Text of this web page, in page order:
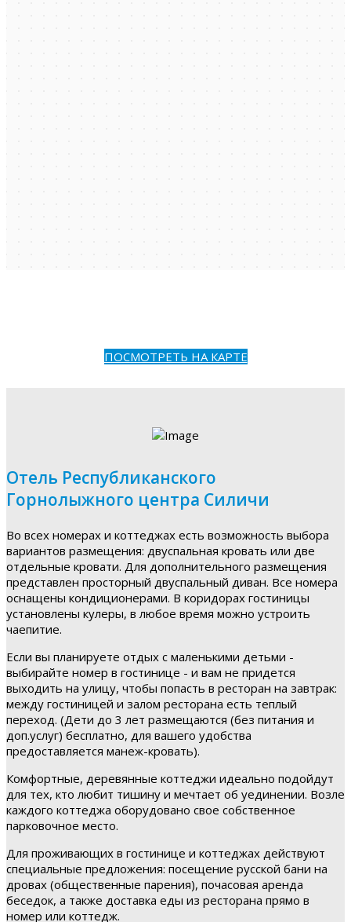
ПОСМОТРЕТЬ НА КАРТЕ
Отель Республиканского
Горнолыжного центра Силичи
Во всех номерах и коттеджах есть возможность выбора
вариантов размещения: двуспальная кровать или две
отдельные кровати. Для дополнительного размещения
представлен просторный двуспальный диван. Все номера
оснащены кондиционерами. В коридорах гостиницы
установлены кулеры, в любое время можно устроить
чаепитие.
Если вы планируете отдых с маленькими детьми -
выбирайте номер в гостинице - и вам не придется
выходить на улицу, чтобы попасть в ресторан на завтрак:
между гостиницей и залом ресторана есть теплый
переход. (Дети до 3 лет размещаются (без питания и
доп.услуг) бесплатно, для вашего удобства
предоставляется манеж-кровать).
Комфортные, деревянные коттеджи идеально подойдут
для тех, кто любит тишину и мечтает об уединении. Возле
каждого коттеджа оборудовано свое собственное
парковочное место.
Для проживающих в гостинице и коттеджах действуют
специальные предложения: посещение русской бани на
дровах (общественные парения), почасовая аренда
беседок, а также доставка еды из ресторана прямо в
номер или коттедж.